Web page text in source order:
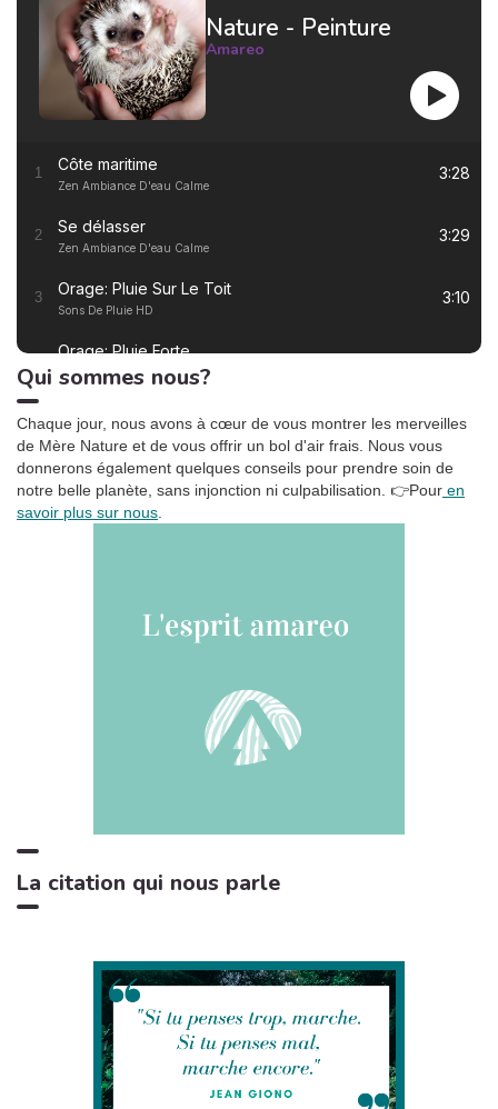
réchauffement climatique se
poursuit et si notre
consommation d’eau reste
inchangée. De nombreux
secteurs d’activité
et les scénarios possibles
réserves et maintenir un
l’usage sont-elles
Nature - Peinture
Amareo
1 Côte maritime
Zen Ambiance D'eau Calme
3:28
2 Se délasser
Zen Ambiance D'eau Calme
3:29
3 Orage: Pluie Sur Le Toit
Sons De Pluie HD
3:10
Orage: Pluie Forte
Sons De Pluie HD
2:55
5
Oasis de sommeil
3:27
6 La tempête tropicale à l'horizon
Somnolent Jean
1:42
Qui sommes nous?
Chaque jour, nous avons à cœur de vous montrer les merveilles
de Mère Nature et de vous offrir un bol d'air frais. Nous vous
donnerons également quelques conseils pour prendre soin de
notre belle planète, sans injonction ni culpabilisation. 👉Pour en
savoir plus sur nous
La citation qui nous parle